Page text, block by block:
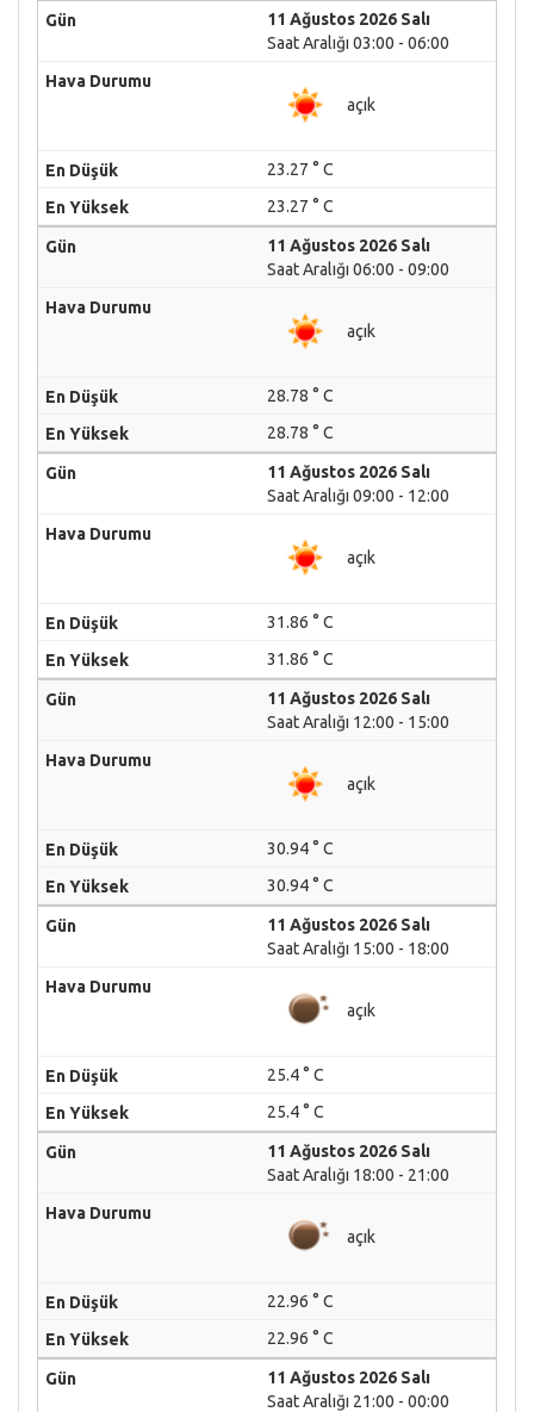
11 Ağustos 2026 Salı
Saat Aralığı 03:00 - 06:00
açık
23.27 ° C
23.27 ° C
11 Ağustos 2026 Salı
Saat Aralığı 06:00 - 09:00
açık
28.78 ° C
28.78 ° C
11 Ağustos 2026 Salı
Saat Aralığı 09:00 - 12:00
açık
31.86 ° C
31.86 ° C
11 Ağustos 2026 Salı
Saat Aralığı 12:00 - 15:00
açık
30.94 ° C
30.94 ° C
11 Ağustos 2026 Salı
Saat Aralığı 15:00 - 18:00
açık
25.4 ° C
25.4 ° C
11 Ağustos 2026 Salı
Saat Aralığı 18:00 - 21:00
açık
22.96 ° C
22.96 ° C
11 Ağustos 2026 Salı
Saat Aralığı 21:00 - 00:00